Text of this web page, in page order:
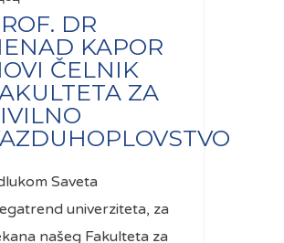
DR
KAPOR
ČELNIK
ZA
Saveta
univerziteta, za
našeg Fakulteta za